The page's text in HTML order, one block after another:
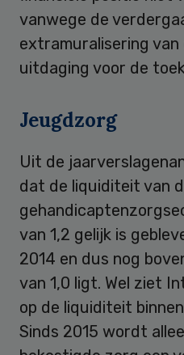
vanwege de
extramuralisering
uitdaging voor de
Jeugdzorg
Uit de
dat de liquiditeit van
van 1,2 gelijk is
2014 en dus nog
van 1,0 ligt. Wel ziet
op de liquiditeit
Sinds 2015 wordt